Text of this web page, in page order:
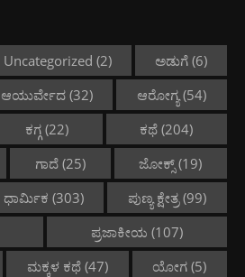
Uncategorized (2) ಅಡುಗೆ (6)
ಆಯುರ್ವೇದ(32) ಆರೋಗ್ಯ (54)
ಕಗ್ಗ(22) ಕಥೆ (204)
ಗಾದೆ(25) ಜೋಕ್ಸ್ (19)
ಧಾರ್ಮಿಕ (303) ಪುಣ್ಯ ಕ್ಷೇತ್ರ(99)
ಪ್ರಜಾಕೀಯ (107)
ಮಕ್ಕಳ ಕಥೆ(47) ಯೋಗ (5)